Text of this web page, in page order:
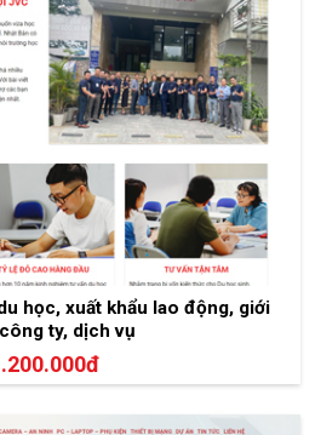
học, xuất khẩu lao động, giới
ty, dịch vụ